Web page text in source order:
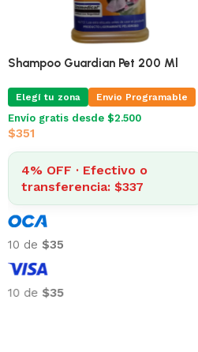
Shampoo Guardian Pet 200 Ml
Elegí tu zona Envio Programable
Envío gratis desde $2.500
$351
4% OFF · Efectivo o
transferencia: $337
10 de $35
10 de $35